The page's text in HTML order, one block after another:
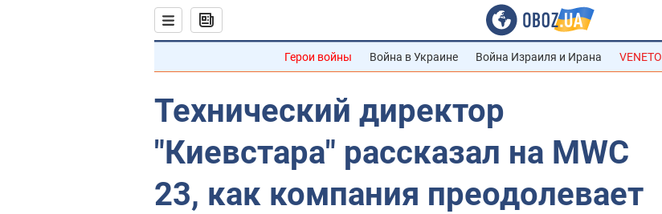
Герои войны Война в Украине Война Израиля и Ирана VENETO
Технический директор
"Киевстара" рассказал на MWC
23, как компания преодолевает